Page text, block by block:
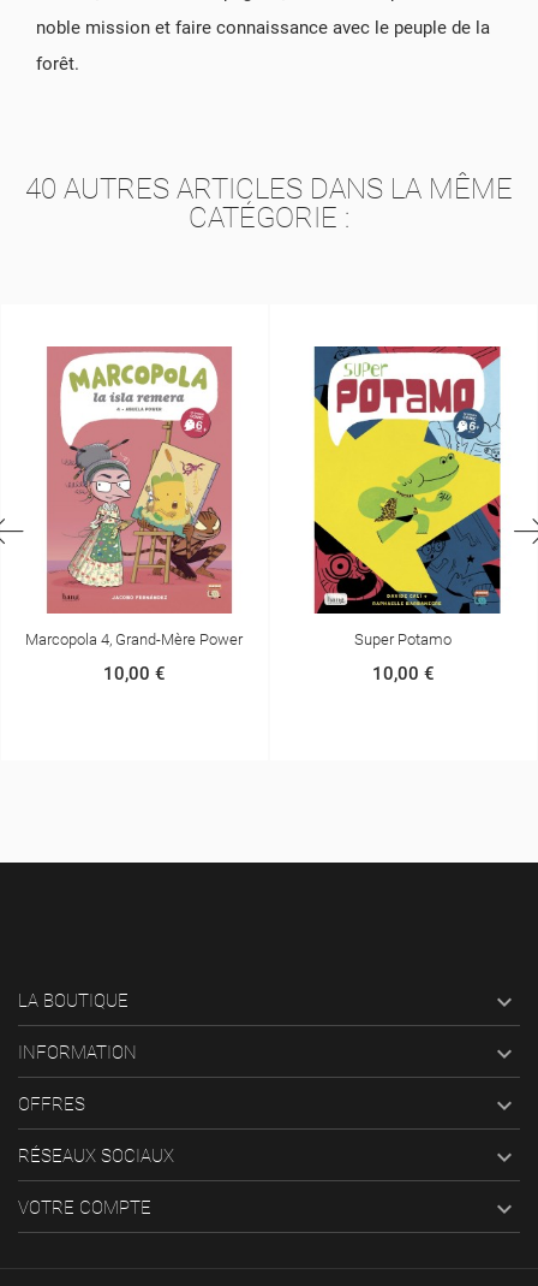
noble mission et faire connaissance avec le peuple de la
forêt.
40 AUTRES ARTICLES DANS LA MÊME
CATÉGORIE :
Super Potamo
10,00 €
Marcopola 1, Les Origines De
Marcopola
LA BOUTIQUE 
INFORMATION 
OFFRES 
RÉSEAUX SOCIAUX 
VOTRE COMPTE 